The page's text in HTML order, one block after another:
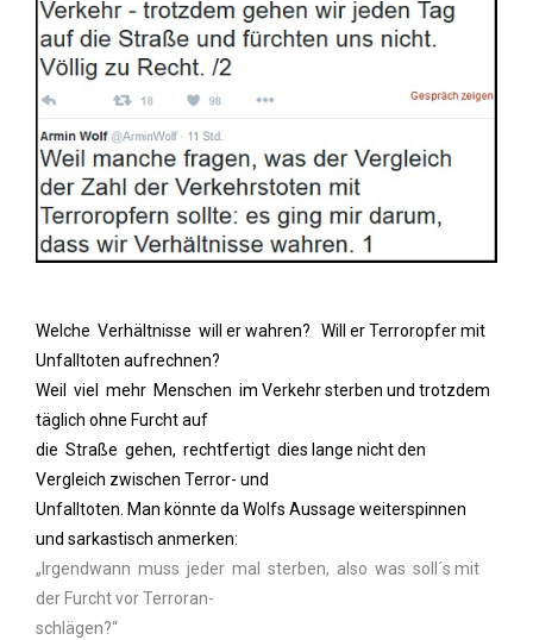
Welche Verhältnisse will er wahren? Will er Terroropfer mit
Unfalltoten aufrechnen?
Weil viel mehr Menschen im Verkehr sterben und trotzdem
täglich ohne Furcht auf
die Straße gehen, rechtfertigt dies lange nicht den
Vergleich zwischen Terror- und
Unfalltoten. Man könnte da Wolfs Aussage weiterspinnen
und sarkastisch anmerken:
„Irgendwann muss jeder mal sterben, also was soll´s mit
der Furcht vor Terroran-
schlägen?“